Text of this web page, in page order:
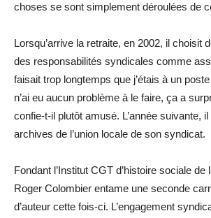
choses se sont simplement déroulées de
Lorsqu’arrive la retraite, en 2002, il choisit
des responsabilités syndicales comme
faisait trop longtemps que j’étais à un
n’ai eu aucun problème à le faire, ça a
confie-t-il plutôt amusé. L’année suivante,
archives de l’union locale de son syndicat.
Fondant l’Institut CGT d’histoire sociale de
Roger Colombier entame une seconde
d’auteur cette fois-ci. L’engagement